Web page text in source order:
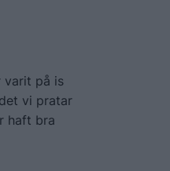
varit på is
vi pratar
haft bra